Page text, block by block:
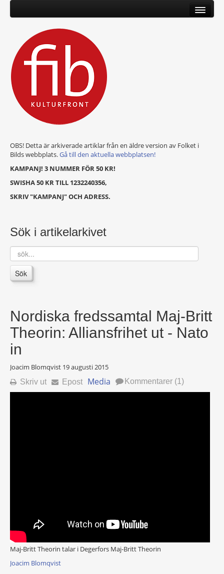
OBS! Detta är arkiverade artiklar från en äldre version av Folket i
Bilds webbplats.Gå till den aktuella webbplatsen!
KAMPANJ! 3 NUMMER FÖR 50 KR!
SWISHA 50 KR TILL 1232240356,
SKRIV "KAMPANJ" OCH ADRESS.
Sök i artikelarkivet
sök...
Sök
Nordiska fredssamtal Maj-Britt
Theorin: Alliansfrihet ut - Nato
in
Joacim Blomqvist 19 augusti 2015
Skriv ut Epost Media Kommentarer (1)
Maj-Britt Theorin talar i Degerfors Maj-Britt Theorin
Joacim Blomqvist